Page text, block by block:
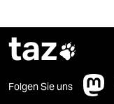
taz
Folgen Sie uns